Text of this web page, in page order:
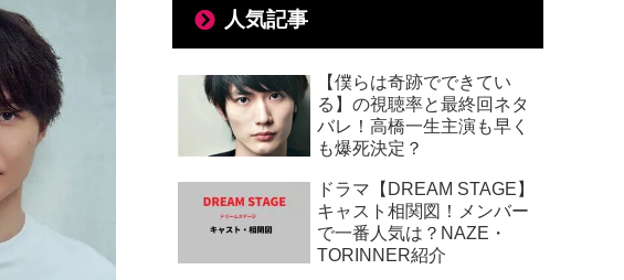
人気記事
【僕らは奇跡でできてい
る】の視聴率と最終回ネタ
バレ！高橋一生主演も早く
も爆死決定？
ドラマ【DREAM STAGE】
キャスト相関図！メンバー
で一番人気は？NAZE・
TORINNER紹介